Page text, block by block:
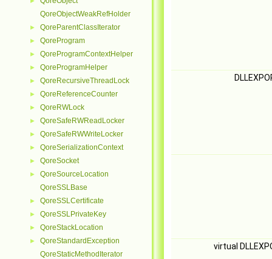
QoreObjectWeakRefHolder
► QoreParentClassIterator
► QoreProgram
► QoreProgramContextHelper
► QoreProgramHelper
► QoreRecursiveThreadLock
► QoreReferenceCounter
► QoreRWLock
► QoreSafeRWReadLocker
► QoreSafeRWWriteLocker
► QoreSerializationContext
► QoreSocket
►
QoreSourceLocation
QoreSSLBase
► QoreSSLCertificate
► QoreSSLPrivateKey
► QoreStackLocation
►
QoreStandardException
QoreStaticMethodIterator
virtual